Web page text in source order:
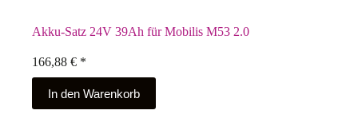
Akku-Satz 24V 39Ah für Mobilis M53 2.0
166,88 € *
In den Warenkorb